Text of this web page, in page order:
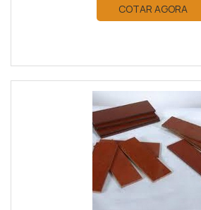
COTAR AGORA